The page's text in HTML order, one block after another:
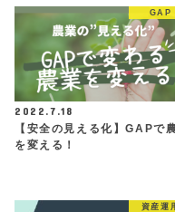
GAP
2022.7.18
【安全の見える化】GAPで
を変える！
資産運